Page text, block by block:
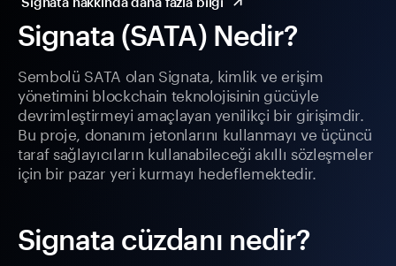
Signata (SATA) Nedir?
Sembolü SATA olan Signata, kimlik ve erişim
yönetimini blockchain teknolojisinin gücüyle
devrimleştirmeyi amaçlayan yenilikçi bir girişimdir.
Bu proje, donanım jetonlarını kullanmayı ve üçüncü
taraf sağlayıcıların kullanabileceği akıllı sözleşmeler
için bir pazar yeri kurmayı hedeflemektedir.
Signata cüzdanı nedir?